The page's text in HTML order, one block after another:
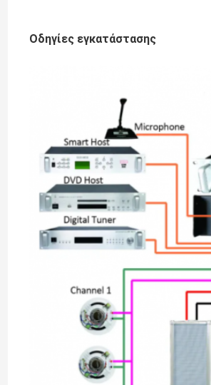
Οδηγίες εγκατάστασης